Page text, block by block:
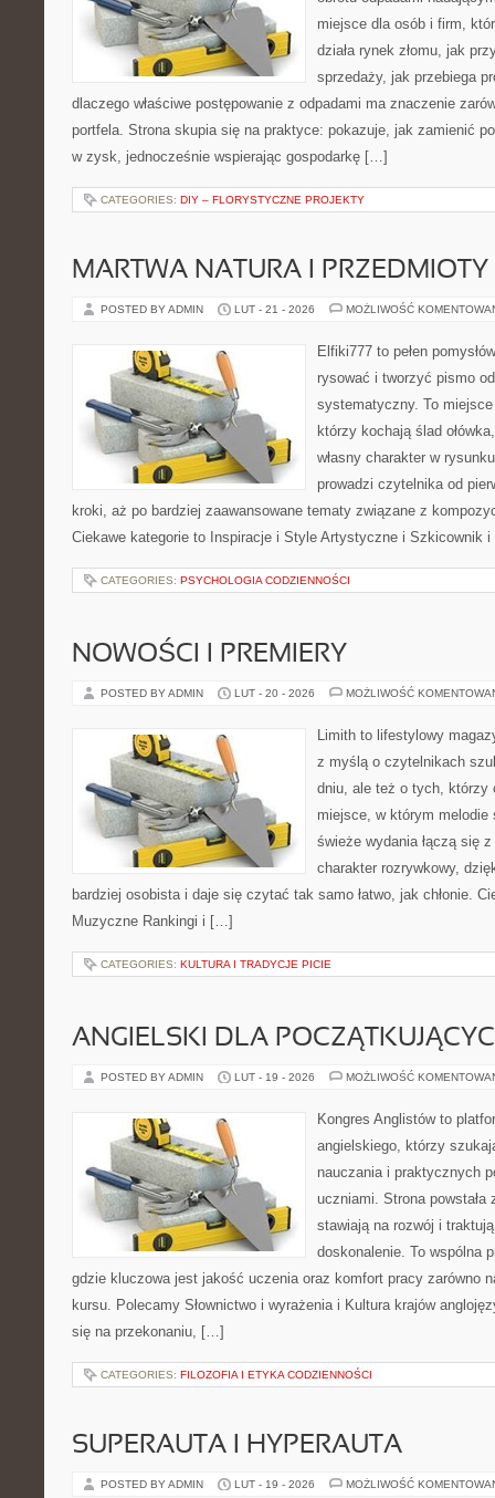
miejsce dla osób i firm,
działa rynek złomu, jak
sprzedaży, jak przebiega
dlaczego właściwe postępowanie z odpadami ma znaczenie
portfela. Strona skupia się na praktyce: pokazuje, jak zamienić
w zysk, jednocześnie wspierając gospodarkę […]
CATEGORIES: DIY – FLORYSTYCZNE PROJEKTY
MARTWA NATURA I PRZEDMIOTY
POSTED BY ADMIN LUT - 21 - 2026 MOŻLIWOŚĆ
Elfiki777 to pełen
rysować i tworzyć pismo
systematyczny. To
którzy kochają ślad
własny charakter w
prowadzi czytelnika od
kroki, aż po bardziej zaawansowane tematy związane z
Ciekawe kategorie to Inspiracje i Style Artystyczne i Szkicownik
CATEGORIES: PSYCHOLOGIA CODZIENNOŚCI
NOWOŚCI I PREMIERY
POSTED BY ADMIN LUT - 20 - 2026 MOŻLIWOŚĆ
Limith to lifestylowy
z myślą o czytelnikach
dniu, ale też o tych, którzy
miejsce, w którym
świeże wydania łączą się
charakter rozrywkowy,
bardziej osobista i daje się czytać tak samo łatwo, jak chłonie.
Muzyczne Rankingi i […]
CATEGORIES: KULTURA I TRADYCJE PICIE
ANGIELSKI DLA
POSTED BY ADMIN LUT - 19 - 2026 MOŻLIWOŚĆ
Kongres Anglistów to
angielskiego, którzy
nauczania i praktycznych
uczniami. Strona
stawiają na rozwój i
doskonalenie. To wspólna
gdzie kluczowa jest jakość uczenia oraz komfort pracy zarówno
kursu. Polecamy Słownictwo i wyrażenia i Kultura krajów
się na przekonaniu, […]
CATEGORIES: FILOZOFIA I ETYKA CODZIENNOŚCI
SUPERAUTA I HYPERAUTA
POSTED BY ADMIN LUT - 19 - 2026 MOŻLIWOŚĆ